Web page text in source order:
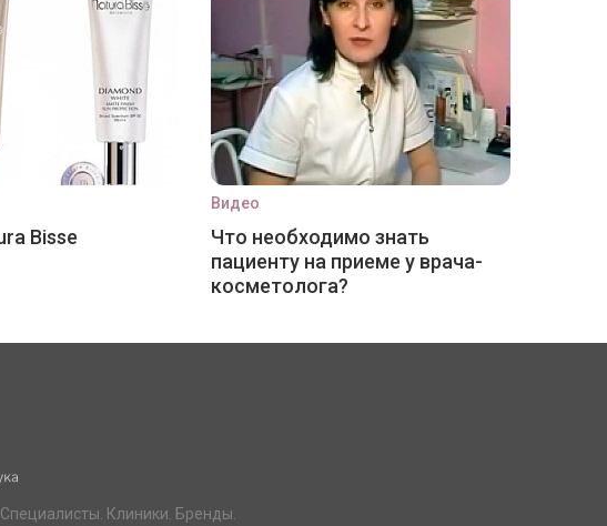
Bisse
Видео
Что необходимо знать
пациенту на приеме у врача-
косметолога?
Клиники. Бренды.